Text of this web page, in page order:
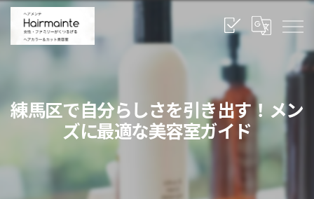
練馬区で自分らしさを引き出す！メン
ズに最適な美容室ガイド